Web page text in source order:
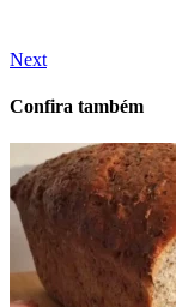
Next
Confira também